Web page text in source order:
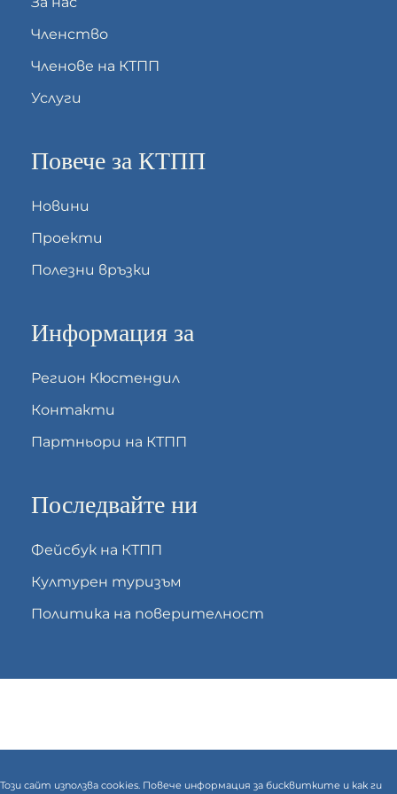
Членство
Членове на КТПП
Услуги
Повече за КТПП
Новини
Проекти
Полезни връзки
Информация за
Регион Кюстендил
Контакти
Партньори на КТПП
Последвайте ни
Фейсбук на КТПП
Културен туризъм
Политика на поверителност
Този сайт използва cookies. Повече информация за бисквитките и как ги